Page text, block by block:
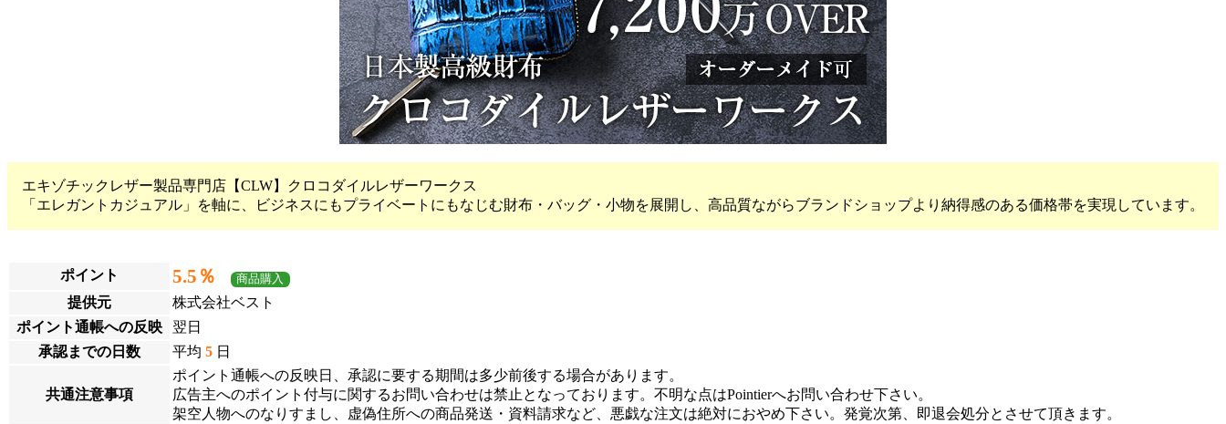
エキゾチックレザー製品専門店【CLW】クロコダイルレザーワークス
「エレガントカジュアル」を軸に、ビジネスにもプライベートにもなじむ財布・バッグ・小物を展開し、高品質ながらブランドショップより納得感のある価格帯を実現しています。
ポイント 5.5％ 商品購入
提供元
株式会社ベスト
ポイント通帳への反映
翌日
承認までの日数
平均 5 日
共通注意事項
ポイント通帳への反映日、承認に要する期間は多少前後する場合があります。
広告主へのポイント付与に関するお問い合わせは禁止となっております。不明な点はPointierへお問い合わせ下さい。
架空人物へのなりすまし、虚偽住所への商品発送・資料請求など、悪戯な注文は絶対におやめ下さい。発覚次第、即退会処分とさせて頂きます。